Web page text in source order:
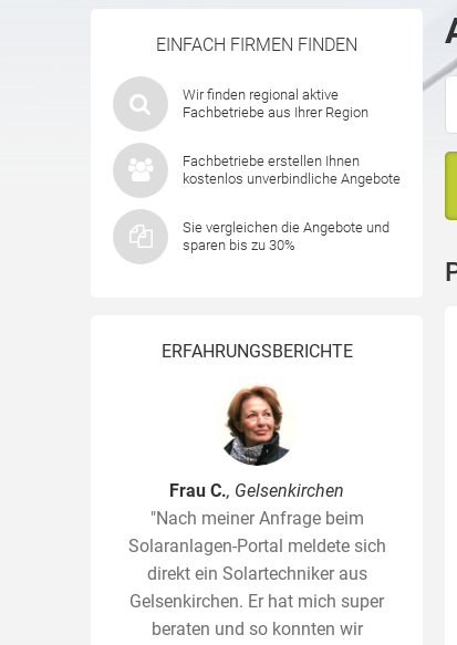
EINFACH FIRMEN FINDEN
Wir finden regional aktive
Fachbetriebe aus Ihrer Region
Fachbetriebe erstellen Ihnen
kostenlos unverbindliche Angebote
Sie vergleichen die Angebote und
sparen bis zu 30%
ERFAHRUNGSBERICHTE
Frau C., Gelsenkirchen
"Nach meiner Anfrage beim
Solaranlagen-Portal meldete sich
direkt ein Solartechniker aus
Gelsenkirchen. Er hat mich super
beraten und so konnten wir